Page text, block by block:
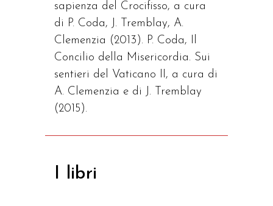
sapienza del Crocifisso, a cura
di P. Coda, J. Tremblay, A.
Clemenzia (2013). P. Coda, Il
Concilio della Misericordia. Sui
sentieri del Vaticano II, a cura di
A. Clemenzia e di J. Tremblay
(2015).
I libri